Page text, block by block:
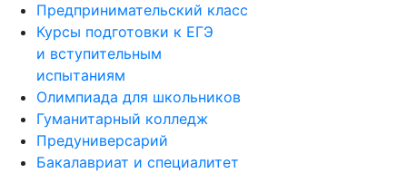
Предпринимательский класс
Курсы подготовки к ЕГЭ
и вступительным
испытаниям
Олимпиада для школьников
Гуманитарный колледж
Предуниверсарий
Бакалавриат и специалитет